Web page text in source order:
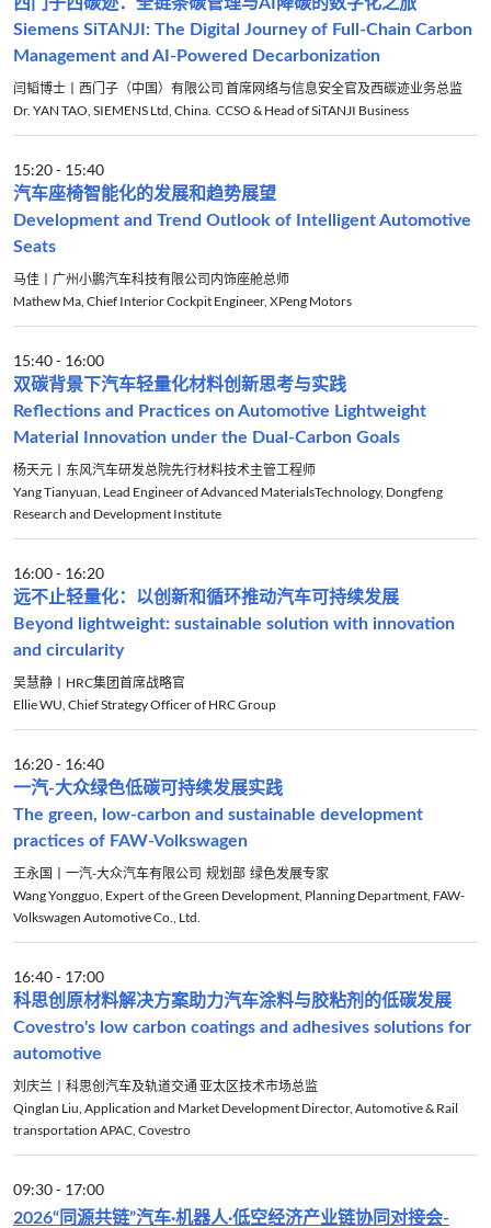
Siemens SiTANJI: The Digital Journey of Full-Chain Carbon
Management and AI-Powered Decarbonization
闫韬博士丨西门子（中国）有限公司 首席网络与信息安全官及西碳迹业务总监
Dr. YAN TAO, SIEMENS Ltd, China. CCSO & Head of SiTANJI Business
15:20- 15:40
汽车座椅智能化的发展和趋势展望
Development and Trend Outlook of Intelligent Automotive
Seats
马佳丨广州小鹏汽车科技有限公司内饰座舱总师
Mathew Ma, Chief Interior Cockpit Engineer, XPeng Motors
15:40- 16:00
双碳背景下汽车轻量化材料创新思考与实践
Reflections and Practices on Automotive Lightweight
Material Innovation under the Dual-Carbon Goals
杨天元丨东风汽车研发总院先行材料技术主管工程师
Yang Tianyuan, Lead Engineer of Advanced MaterialsTechnology, Dongfeng
Research and Development Institute
16:00- 16:20
远不止轻量化：以创新和循环推动汽车可持续发展
Beyond lightweight: sustainable solution with innovation
and circularity
吴慧静丨HRC集团首席战略官
Ellie WU, Chief Strategy Officer of HRC Group
16:20- 16:40
一汽-大众绿色低碳可持续发展实践
The green, low-carbon and sustainable development
practices of FAW-Volkswagen
王永国丨一汽-大众汽车有限公司 规划部 绿色发展专家
Wang Yongguo, Expert of the Green Development, Planning Department, FAW-
Volkswagen Automotive Co., Ltd.
16:40- 17:00
科思创原材料解决方案助力汽车涂料与胶粘剂的低碳发展
Covestro's low carbon coatings and adhesives solutions for
automotive
刘庆兰丨科思创汽车及轨道交通 亚太区技术市场总监
Qinglan Liu, Application and Market Development Director, Automotive & Rail
transportation APAC, Covestro
09:30- 17:00
2026“同源共链”汽车·机器人·低空经济产业链协同对接会-